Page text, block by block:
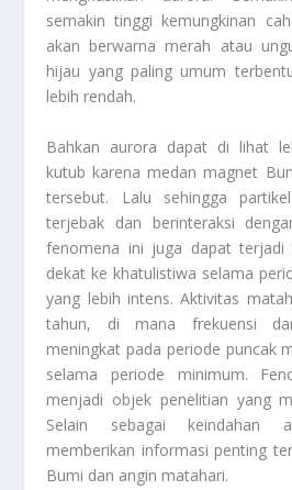
semakin tinggi kemungkinan
akan berwarna merah atau
hijau yang paling umum
lebih rendah.
Bahkan aurora dapat di lihat
kutub karena medan magnet
tersebut. Lalu sehingga
terjebak dan berinteraksi
fenomena ini juga dapat terjadi
dekat ke khatulistiwa selama
yang lebih intens. Aktivitas
tahun, di mana frekuensi
meningkat pada periode puncak
selama periode minimum.
menjadi objek penelitian yang
Selain sebagai keindahan
memberikan informasi penting
Bumi dan angin matahari.